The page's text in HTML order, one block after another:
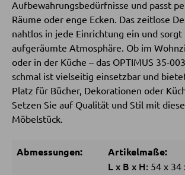
Sitzhocker
Barhocker
Poufs
Sitzsäcke
SCHLAFEN
Boxspringbetten
Aufbewahrungsbedürfnisse und passt
Räume oder enge Ecken. Das zeitlose
nahtlos in jede Einrichtung ein und
aufgeräumte Atmosphäre. Ob im
oder in der Küche – das OPTIMUS 35-
schmal ist vielseitig einsetzbar und
Platz für Bücher, Dekorationen oder
Setzen Sie auf Qualität und Stil mit
Möbelstück.
Abmessungen: Artikelmaße:
Lx B x H: 54 x 34